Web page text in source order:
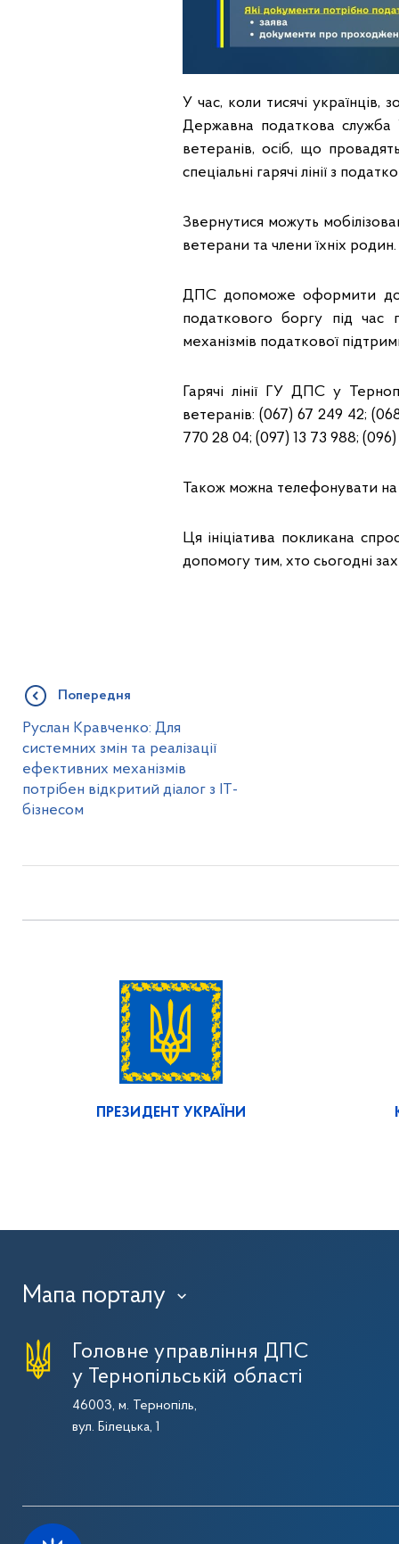
У час, коли тисячі українців,
Державна податкова служба
ветеранів, осіб, що
спеціальні гарячі лінії з
Звернутися можуть
ветерани та члени їхніх родин.
ДПС допоможе оформити
податкового боргу під час
механізмів податкової
Гарячі лінії ГУ ДПС у
ветеранів: (067) 67 249 42;
770 28 04; (097) 13 73 988;
Також можна телефонувати на
Ця ініціатива покликана
допомогу тим, хто сьогодні
Попередня
Руслан Кравченко: Для
системних змін та реалізації
ефективних механізмів
потрібен відкритий діалог з ІТ-
бізнесом
ПРЕЗИДЕНТ УКРАЇНИ
Мапа порталу ›
Головне управління ДПС
у Тернопільській області
46003, м. Тернопіль,
вул. Білецька, 1